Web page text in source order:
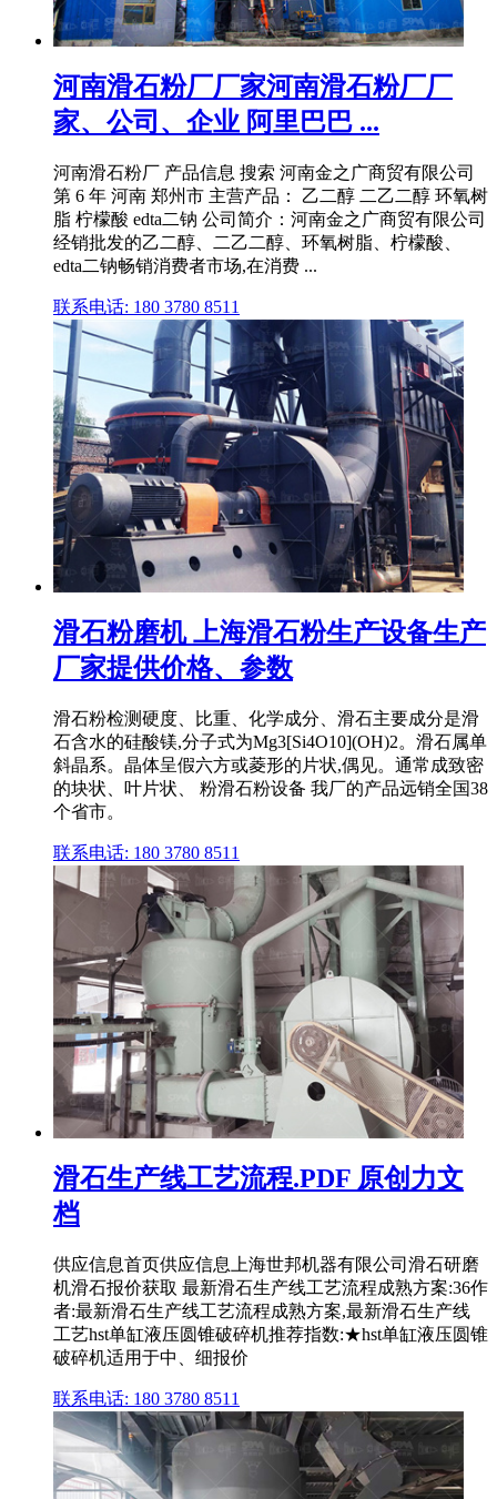
河南滑石粉厂厂家河南滑石粉厂厂
家、公司、企业 阿里巴巴 ...
河南滑石粉厂 产品信息 搜索 河南金之广商贸有限公司
第 6 年 河南 郑州市 主营产品： 乙二醇 二乙二醇 环氧树
脂 柠檬酸 edta二钠 公司简介：河南金之广商贸有限公司
经销批发的乙二醇、二乙二醇、环氧树脂、柠檬酸、
edta二钠畅销消费者市场,在消费 ...
联系电话: 180 3780 8511
滑石粉磨机 上海滑石粉生产设备生产
厂家提供价格、参数
滑石粉检测硬度、比重、化学成分、滑石主要成分是滑
石含水的硅酸镁,分子式为Mg3[Si4O10](OH)2。滑石属单
斜晶系。晶体呈假六方或菱形的片状,偶见。通常成致密
的块状、叶片状、 粉滑石粉设备 我厂的产品远销全国38
个省市。
联系电话: 180 3780 8511
滑石生产线工艺流程.PDF 原创力文
档
供应信息首页供应信息上海世邦机器有限公司滑石研磨
机滑石报价获取 最新滑石生产线工艺流程成熟方案:36作
者:最新滑石生产线工艺流程成熟方案,最新滑石生产线
工艺hst单缸液压圆锥破碎机推荐指数:★hst单缸液压圆锥
破碎机适用于中、细报价
联系电话: 180 3780 8511